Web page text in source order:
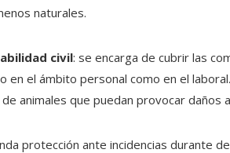
naturales.
civil: se encarga de cubrir las
en el ámbito personal como en el
animales que puedan provocar daños
protección ante incidencias durante